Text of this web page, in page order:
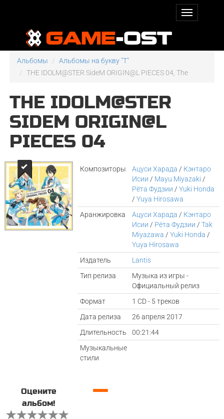
Альбомы
Альбомы на букву "T"
THE IDOLM@STER SideM ORIGIN@L PIECES 04, The
THE IDOLM@STER
SIDEM ORIGIN@L
PIECES 04
Композиторы Ацуси Харада / Кэнтаро
Исии / Mayu Miyazaki /
Рёта Фудзии /Yuki Honda
/Yuya Hirosawa
Аранжировка
Ацуси Харада / Кэнтаро
Исии / Рёта Фудзии /Tak
Miyazawa /Yuki Honda /
Yuya Hirosawa
Издатель
Lantis
Тип релиза
Музыка из игры -
Официальный релиз
Формат
1 CD - 5 треков
Дата релиза
26 апреля 2017
Длительность
00:21:44
Музыкальные
стили
Оцените
альбом!
—